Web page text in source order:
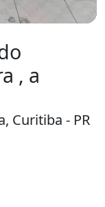
, a
Curitiba - PR